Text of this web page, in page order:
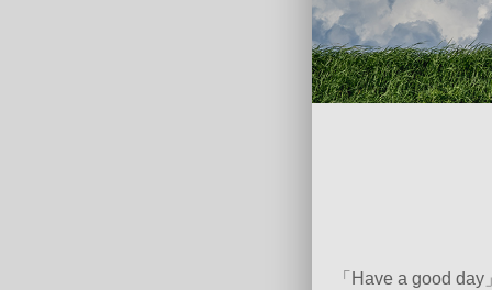
「Have a good day